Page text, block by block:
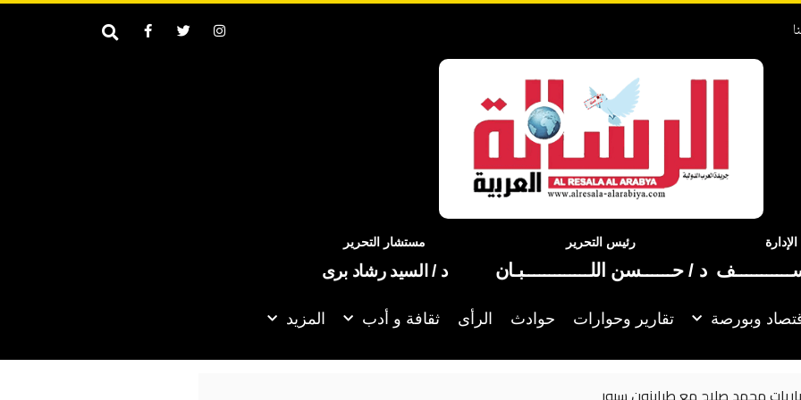
رئيس التحرير
د / حــــــسن اللـــــــــــــبـان
مستشار التحرير
د / السيد رشاد برى
وبورصة تقارير وحوارات حوادث الرأى ثقافة و أدب المزيد